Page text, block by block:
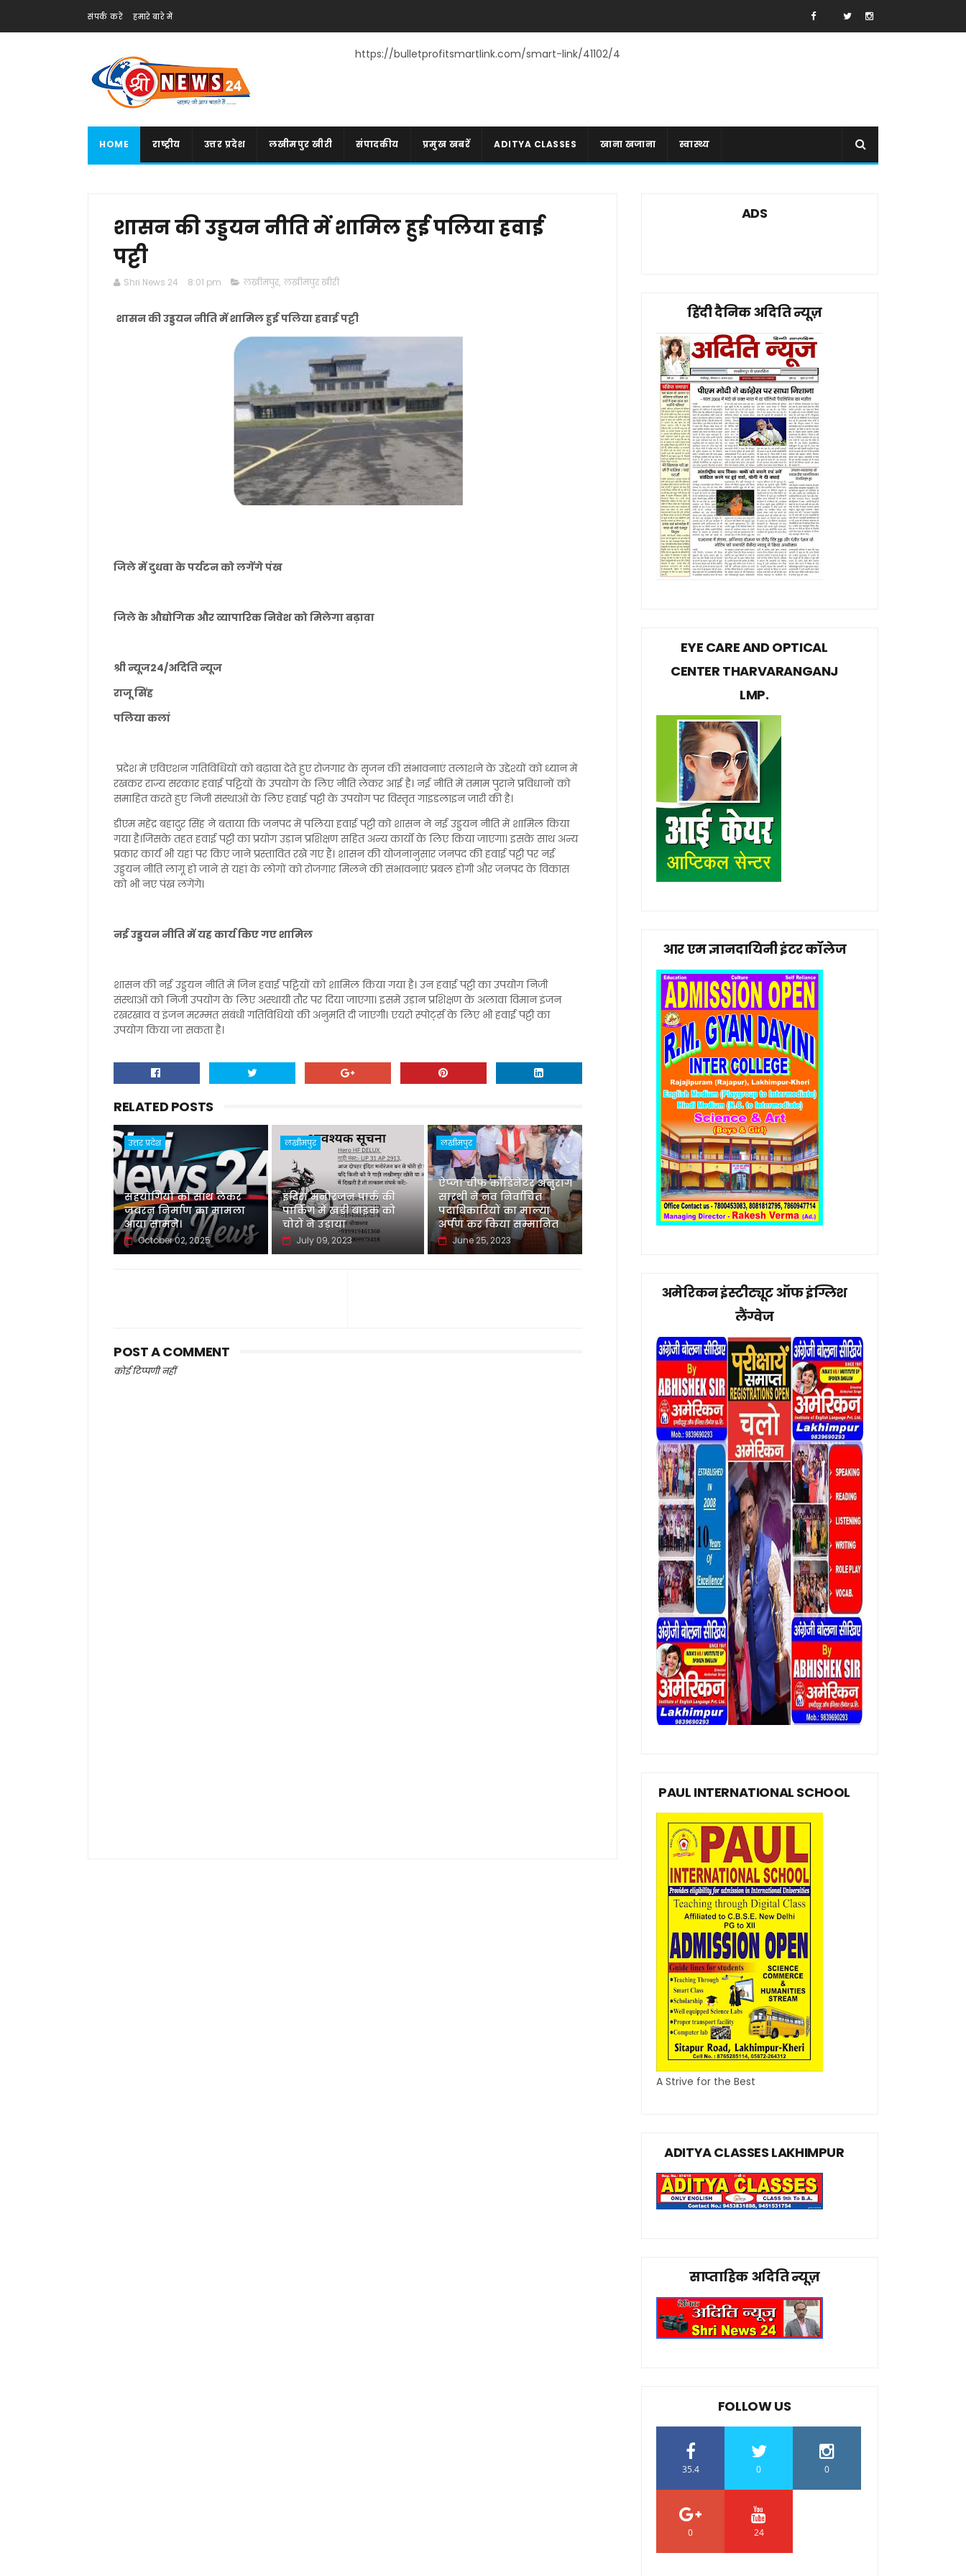
संपर्क करें हमारे बारे में
https://bulletprofitsmartlink.com/smart-link/41102/4
HOME राष्ट्रीय उत्तर प्रदेश लखीमपुर खीरी संपादकीय प्रमुख खबरें ADITYA CLASSES खाना खजाना स्वास्थ्य
शासन की उड्डयन नीति में शामिल हुई पलिया हवाई
पट्टी
Shri News 24 8:01 pm लखीमपुर, लखीमपुर खीरी
शासन की उड्डयन नीति में शामिल हुई पलिया हवाई पट्टी
जिले में दुधवा के पर्यटन को लगेंगे पंख
जिले के औद्योगिक और व्यापारिक निवेश को मिलेगा बढ़ावा
श्री न्यूज24/अदिति न्यूज
राजू सिंह
पलिया कलां
प्रदेश में एविएशन गतिविधियों को बढ़ावा देते हुए रोजगार के सृजन की संभावनाएं तलाशने के उद्देश्यों को ध्यान में
रखकर राज्य सरकार हवाई पट्टियों के उपयोग के लिए नीति लेकर आई है। नई नीति में तमाम पुराने प्रविधानों को
समाहित करते हुए निजी संस्थाओं के लिए हवाई पट्टी के उपयोग पर विस्तृत गाइडलाइन जारी की है।
डीएम महेंद्र बहादुर सिंह ने बताया कि जनपद में पलिया हवाई पट्टी को शासन ने नई उड्डयन नीति में शामिल किया
गया है।जिसके तहत हवाई पट्टी का प्रयोग उड़ान प्रशिक्षण सहित अन्य कार्यों के लिए किया जाएगा। इसके साथ अन्य
प्रकार कार्य भी यहां पर किए जाने प्रस्तावित रखे गए हैं। शासन की योजनानुसार जनपद की हवाई पट्टी पर नई
उड्डयन नीति लागू हो जाने से यहां के लोगों को रोजगार मिलने की संभावनाएं प्रबल होगी और जनपद के विकास
को भी नए पंख लगेंगे।
नई उड्डयन नीति में यह कार्य किए गए शामिल
शासन की नई उड्डयन नीति में जिन हवाई पट्टियों को शामिल किया गया है। उन हवाई पट्टी का उपयोग निजी
संस्थाओं को निजी उपयोग के लिए अस्थायी तौर पर दिया जाएगा। इसमें उड़ान प्रशिक्षण के अलावा विमान इंजन
रखरखाव व इंजन मरम्मत संबंधी गतिविधियों की अनुमति दी जाएगी। एयरो स्पोर्ट्स के लिए भी हवाई पट्टी का
उपयोग किया जा सकता है।
RELATED POSTS
उत्तर प्रदेश
सहयोगियों को साथ लेकर
जबरन निर्माण का मामला
आया सामने।
October 02, 2025
लखीमपुर
इंदिरा मनोरंजन पार्क की
पार्किंग में खड़ी बाइक को
चोरों ने उड़ाया
July 09, 2023
लखीमपुर
ऐप्जा चीफ कोडिनेटर अनुराग
सारथी ने नव निर्वाचित
पदाधिकारियों का माल्या
अर्पण कर किया सम्मानित
June 25, 2023
POST A COMMENT
कोई टिप्पणी नहीं
ADS
हिंदी दैनिक अदिति न्यूज़
EYE CARE AND OPTICAL
CENTER THARVARANGANJ
LMP.
आर एम ज्ञानदायिनी इंटर कॉलेज
अमेरिकन इंस्टीट्यूट ऑफ इंग्लिश
लैंग्वेज
PAUL INTERNATIONAL SCHOOL
A Strive for the Best
ADITYA CLASSES LAKHIMPUR
साप्ताहिक अदिति न्यूज़
FOLLOW US
35.4 0 0
0 24